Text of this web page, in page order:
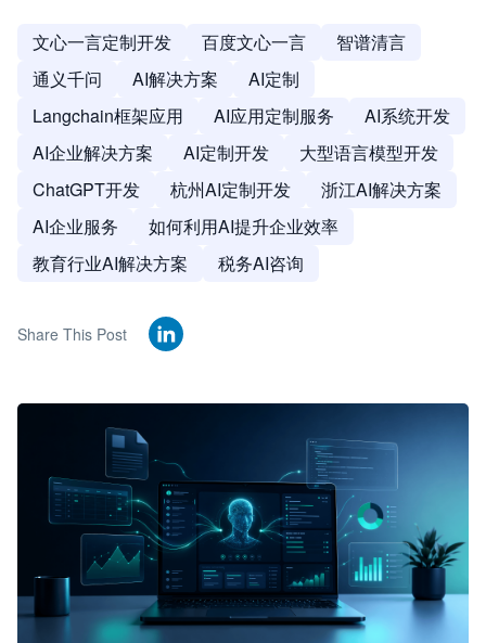
文心一言定制开发 百度文心一言
智谱清言
通义千问
AI解决方案
AI定制
Langchain框架应用
AI应用定制服务
AI系统开发
AI企业解决方案
AI定制开发
大型语言模型开发
ChatGPT开发
杭州AI定制开发
浙江AI解决方案
AI企业服务
如何利用AI提升企业效率
教育行业AI解决方案
税务AI咨询
Share This Post